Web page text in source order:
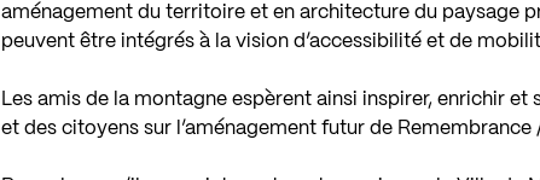
aménagement du territoire et en architecture du paysage
peuvent être intégrés à la vision d’accessibilité et de
Les amis de la montagne espèrent ainsi inspirer, enrichir
et des citoyens sur l’aménagement futur de